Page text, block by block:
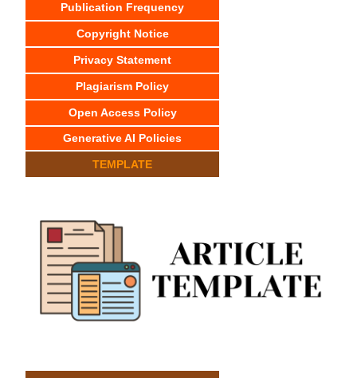
Publication Frequency
Copyright Notice
Privacy Statement
Plagiarism Policy
Open Access Policy
Generative AI Policies
TEMPLATE